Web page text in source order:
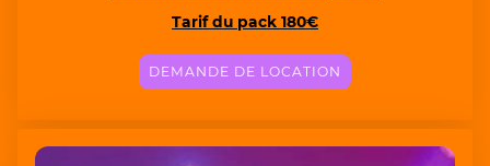
Tarif du pack 180€
DEMANDE DE LOCATION